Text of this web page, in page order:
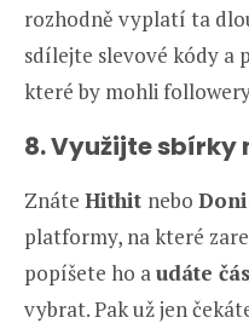
rozhodně vyplatí ta
sdílejte slevové kódy a
které by mohli
8. Využijte sbírky
Znáte Hithit nebo
platformy, na které
popíšete ho audáte
vybrat. Pak už jen